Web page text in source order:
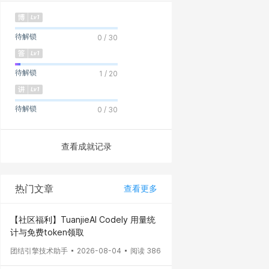
待解锁 0 / 30
待解锁 1 / 20
待解锁 0 / 30
查看成就记录
热门文章 查看更多
【社区福利】TuanjieAI Codely 用量统
计与免费token领取
团结引擎技术助手 2026-08-04 阅读 386